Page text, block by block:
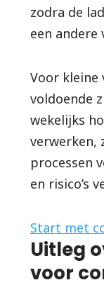
zodra de
een andere
Voor kleine
voldoende
wekelijks
verwerken,
processen
en risico’s
Start met
Uitleg
voor